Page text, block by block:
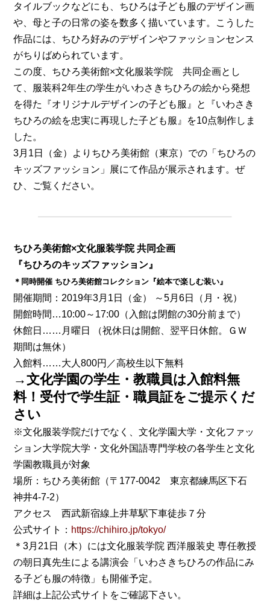
タイルブックなどにも、ちひろは子ども服のデザイン画
や、母と子の日常の姿を数多く描いています。こうした
作品には、ちひろ好みのデザインやファッションセンス
がちりばめられています。
この度、ちひろ美術館×文化服装学院 共同企画とし
て、服装科2年生の学生がいわさきちひろの絵から発想
を得た『オリジナルデザインの子ども服』と『いわさき
ちひろの絵を忠実に再現した子ども服』を10点制作しま
した。
3月1日（金）よりちひろ美術館（東京）での「ちひろの
キッズファッション」展にて作品が展示されます。ぜ
ひ、ご覧ください。
ちひろ美術館×文化服装学院 共同企画
『ちひろのキッズファッション』
＊同時開催 ちひろ美術館コレクション『絵本で楽しむ装い』
開催期間：2019年3月1日（金） ～5月6日（月・祝）
開館時間…10:00～17:00（入館は閉館の30分前まで）
休館日……月曜日 （祝休日は開館、翌平日休館。ＧＷ
期間は無休）
入館料……大人800円／高校生以下無料
→文化学園の学生・教職員は入館料無
料！受付で学生証・職員証をご提示くだ
さい
※文化服装学院だけでなく、文化学園大学・文化ファッ
ション大学院大学・文化外国語専門学校の各学生と文化
学園教職員が対象
場所：ちひろ美術館（〒177-0042 東京都練馬区下石
神井4-7-2）
アクセス 西武新宿線上井草駅下車徒歩７分
公式サイト： https://chihiro.jp/tokyo/
＊3月21日（木）には文化服装学院 西洋服装史 専任教授
の朝日真先生による講演会「いわさきちひろの作品にみ
る子ども服の特徴」も開催予定。
詳細は上記公式サイトをご確認下さい。